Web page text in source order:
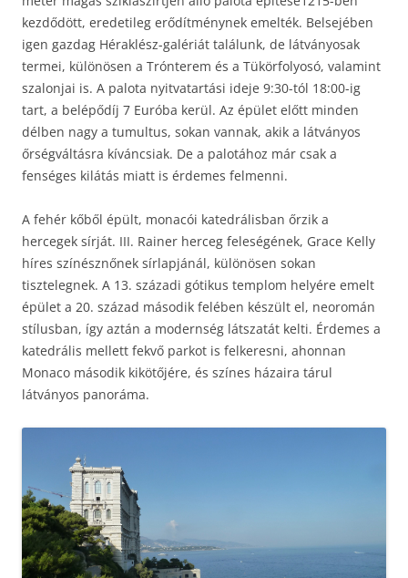
kezdődött, eredetileg erődítménynek emelték. Belsejében
igen gazdag Héraklész-galériát találunk, de látványosak
termei, különösen a Trónterem és a Tükörfolyosó, valamint
szalonjai is. A palota nyitvatartási ideje 9:30-tól 18:00-ig
tart, a belépődíj 7 Euróba kerül. Az épület előtt minden
délben nagy a tumultus, sokan vannak, akik a látványos
őrségváltásra kíváncsiak. De a palotához már csak a
fenséges kilátás miatt is érdemes felmenni.
A fehér kőből épült, monacói katedrálisban őrzik a
hercegek sírját. III. Rainer herceg feleségének, Grace Kelly
híres színésznőnek sírlapjánál, különösen sokan
tisztelegnek. A 13. századi gótikus templom helyére emelt
épület a 20. század második felében készült el, neoromán
stílusban, így aztán a modernség látszatát kelti. Érdemes a
katedrális mellett fekvő parkot is felkeresni, ahonnan
Monaco második kikötőjére, és színes házaira tárul
látványos panoráma.